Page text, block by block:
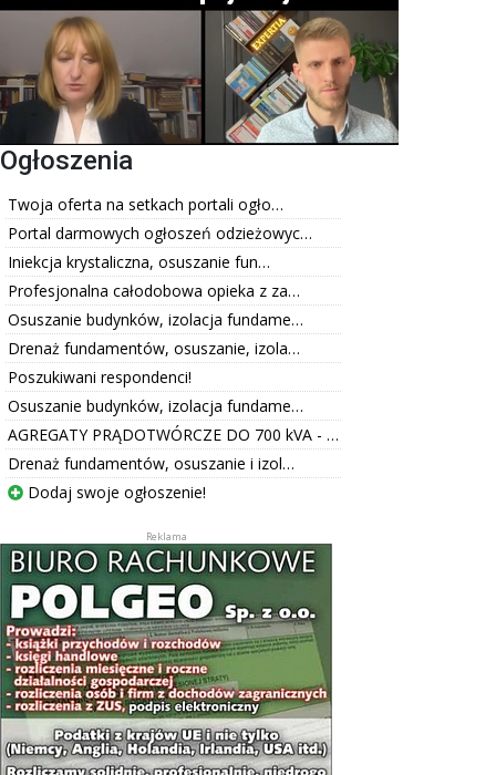
Ogłoszenia
Twoja oferta na setkach portali ogło…
Portal darmowych ogłoszeń odzieżowyc…
Iniekcja krystaliczna, osuszanie fun…
Profesjonalna całodobowa opieka z za…
Osuszanie budynków, izolacja fundame…
Drenaż fundamentów, osuszanie, izola…
Poszukiwani respondenci!
Osuszanie budynków, izolacja fundame…
AGREGATY PRĄDOTWÓRCZE DO 700 kVA - …
Drenaż fundamentów, osuszanie i izol…
Dodaj swoje ogłoszenie!